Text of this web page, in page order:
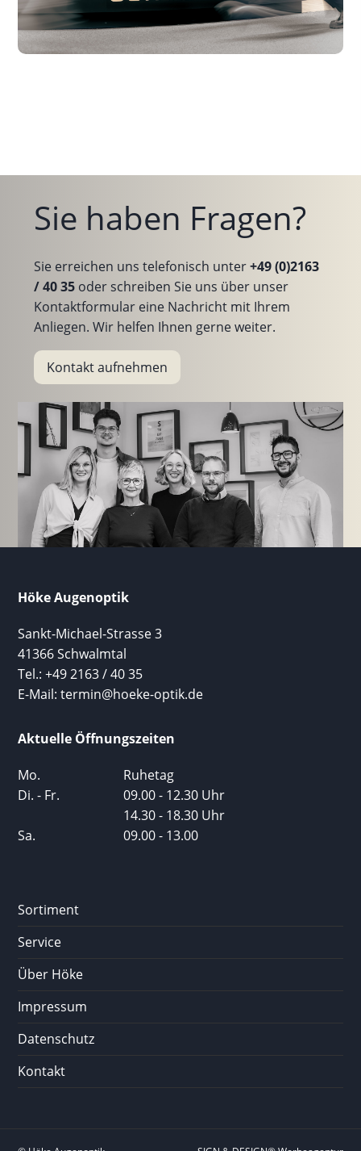
Sie haben Fragen?
Sie erreichen uns telefonisch unter+49 (0)2163
/ 40 35 oder schreiben Sie uns über unser
Kontaktformular eine Nachricht mit Ihrem
Anliegen. Wir helfen Ihnen gerne weiter.
Kontakt aufnehmen
Höke Augenoptik
Sankt-Michael-Strasse 3
41366 Schwalmtal
Tel.: +49 2163 / 40 35
E-Mail: termin@hoeke-optik.de
Aktuelle Öffnungszeiten
Mo.
Ruhetag
Di. - Fr.
09.00 - 12.30 Uhr
14.30 - 18.30 Uhr
Sa.
09.00 - 13.00
Sortiment
Service
Über Höke
Impressum
Datenschutz
Kontakt